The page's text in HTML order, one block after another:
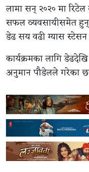
लामा सन् २०२० मा
सफल व्यवसायीसमेत हुन्
डेढ सय वढी ग्यास
कार्यक्रमका लागि
अनुमान पौडेलले गरेका